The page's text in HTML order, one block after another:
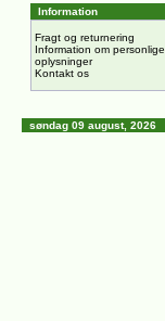
Information
Fragt og returnering
Information om personlige
oplysninger
Kontakt os
søndag 09 august, 2026